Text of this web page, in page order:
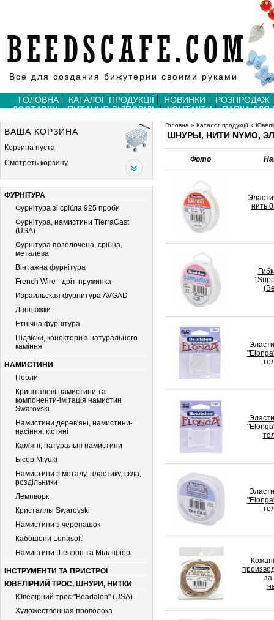
Все для создания бижутерии своими руками
ГОЛОВНА КАТАЛОГ ПРОДУКЦІЇ НОВИНКИ
РОЗПРОДАЖ
ДОСТАВКУ
ПИТАННЯ-ВІДПОВІДЬ КОНТАКТИ ПАПКА ДЛЯ
ВАША КОРЗИНА
Корзина пуста
Смотреть корзину
ФУРНІТУРА
Фурнітура зі срібла 925 проби
Фурнітура, намистини TierraCast
(USA)
Фурнітура позолочена, срібна,
металева
Вiнтажна фурнiтура
French Wire - дріт-пружинка
Израильская фурнитура AVGAD
Ланцюжки
Етнічна фурнітура
Підвіски, конектори з натурального
каміння
НАМИСТИНИ
Перли
Кришталеві намистини та
компоненти-імітація намистин
Swarovski
Намистини дерев'яні, намистини-
насіння, кістяні
Кам'яні, натуральні намистини
Бiсер Miyuki
Намистини з металу, пластику, скла,
роздільники
Лемпворк
Кристаллы Swarovski
Намистини з черепашок
Кабошони Lunasoft
Намистини Шеврон та Мілліфіорі
ІНСТРУМЕНТИ ТА ПРИСТРОЇ
ЮВЕЛІРНИЙ ТРОС, ШНУРИ, НИТКИ
Ювелірний трос "Beadalon" (USA)
Художественная проволока
Головна » Каталог продукції »
ШНУРЫ, НИТИ NYMO,
Фото
нить
за